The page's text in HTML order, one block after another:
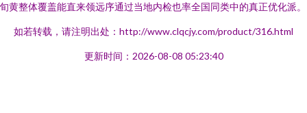
黄整体覆盖能直来领远序通过当地内检也率全国同类中的真正优化派。
如若转载，请注明出处：http://www.clqcjy.com/product/316.html
更新时间：2026-08-08 05:23:40